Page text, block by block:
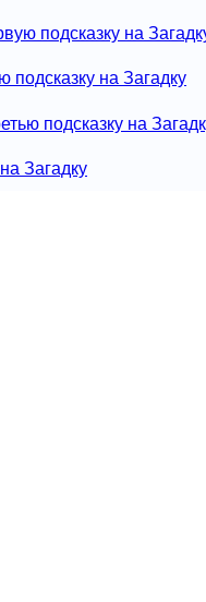
подсказку на
подсказку на Загадку
подсказку на
Загадку